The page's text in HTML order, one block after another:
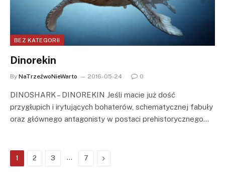
BEZ KATEGORII
Dinorekin
By NaTrzeźwoNieWarto 2016-05-24 0
DINOSHARK – DINOREKIN Jeśli macie już dość
przygłupich i irytujących bohaterów, schematycznej fabuły
oraz głównego antagonisty w postaci prehistorycznego…
1 2 3 … 7 Next